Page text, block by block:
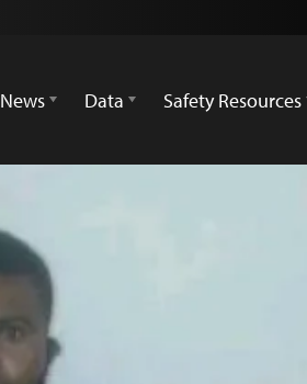
News
Data Safety Resources